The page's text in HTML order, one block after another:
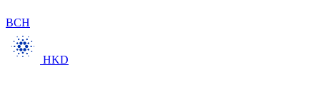
BCH
HKD